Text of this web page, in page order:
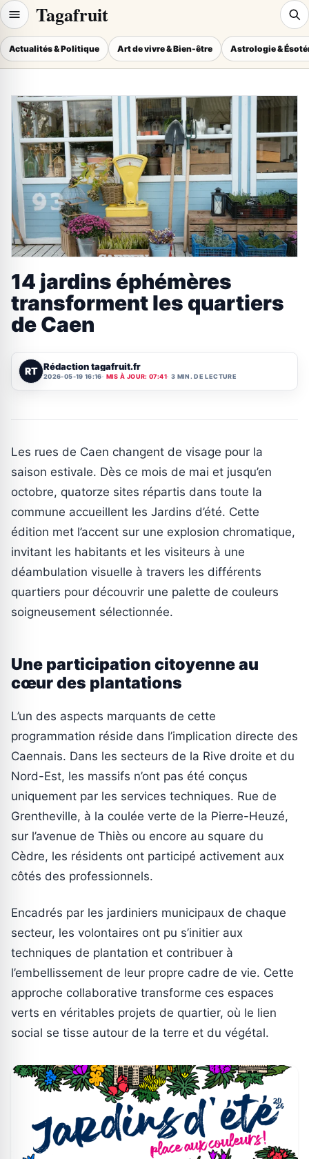
Tagafruit
Actualités & Politique Art de vivre & Bien-être Astrologie &
14 jardins éphémères
transforment les quartiers
de Caen
RT Rédaction tagafruit.fr
2026-05-19 16:16 MIS À JOUR: 07:41 3 MIN. DE LECTURE
Les rues de Caen changent de visage pour la
saison estivale. Dès ce mois de mai et jusqu’en
octobre, quatorze sites répartis dans toute la
commune accueillent les Jardins d’été. Cette
édition met l’accent sur une explosion chromatique,
invitant les habitants et les visiteurs à une
déambulation visuelle à travers les différents
quartiers pour découvrir une palette de couleurs
soigneusement sélectionnée.
Une participation citoyenne au
cœur des plantations
L’un des aspects marquants de cette
programmation réside dans l’implication directe des
Caennais. Dans les secteurs de la Rive droite et du
Nord-Est, les massifs n’ont pas été conçus
uniquement par les services techniques. Rue de
Grentheville, à la coulée verte de la Pierre-Heuzé,
sur l’avenue de Thiès ou encore au square du
Cèdre, les résidents ont participé activement aux
côtés des professionnels.
Encadrés par les jardiniers municipaux de chaque
secteur, les volontaires ont pu s’initier aux
techniques de plantation et contribuer à
l’embellissement de leur propre cadre de vie. Cette
approche collaborative transforme ces espaces
verts en véritables projets de quartier, où le lien
social se tisse autour de la terre et du végétal.